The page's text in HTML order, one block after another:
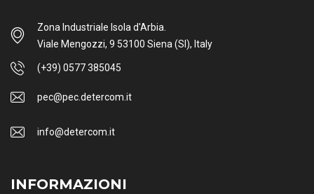
Zona Industriale Isola d'Arbia.
Viale Mengozzi, 9 53100 Siena (SI), Italy
(+39) 0577 385045
pec@pec.detercom.it
info@detercom.it
INFORMAZIONI